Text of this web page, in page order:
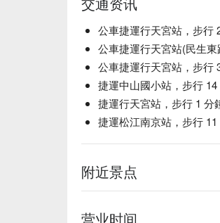
公車捷運行天宮站，步行
公車捷運行天宮站(民生
公車捷運行天宮站，步行
捷運中山國小站，步行
捷運行天宮站，步行 1 分
捷運松江南京站，步行
附近景点
营业时间